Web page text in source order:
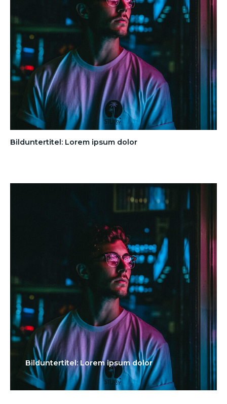
Bilduntertitel: Lorem ipsum dolor
Bilduntertitel: Lorem ipsum dolor